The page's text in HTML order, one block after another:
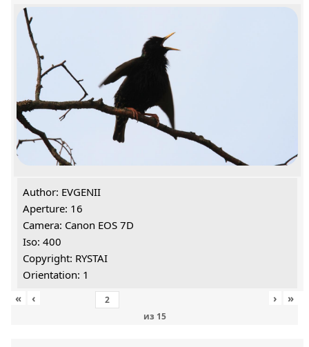
Author: EVGENII
Aperture: 16
Camera: Canon EOS 7D
Iso: 400
Copyright: RYSTAI
Orientation: 1
«
‹
из 15
› »